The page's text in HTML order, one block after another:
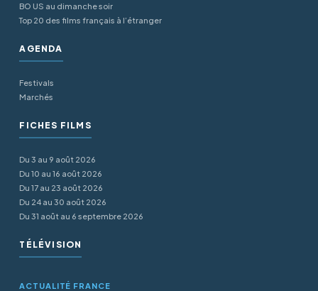
BO US au dimanche soir
Top 20 des films français à l’étranger
AGENDA
Festivals
Marchés
FICHES FILMS
Du 3 au 9 août 2026
Du 10 au 16 août 2026
Du 17 au 23 août 2026
Du 24 au 30 août 2026
Du 31 août au 6 septembre 2026
TÉLÉVISION
ACTUALITÉ FRANCE